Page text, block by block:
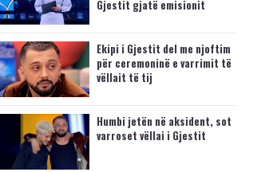
Gjestit gjatë emisionit
Ekipi i Gjestit del me njoftim
për ceremoninë e varrimit të
vëllait të tij
Humbi jetën në aksident, sot
varroset vëllai i Gjestit